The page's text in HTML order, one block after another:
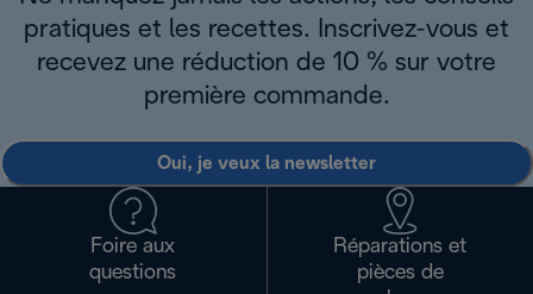
pratiques et les recettes. Inscrivez-vous et
recevez une réduction de 10 % sur votre
première commande.
Oui, je veux la newsletter
Foire aux
questions
Réparations et
pièces de